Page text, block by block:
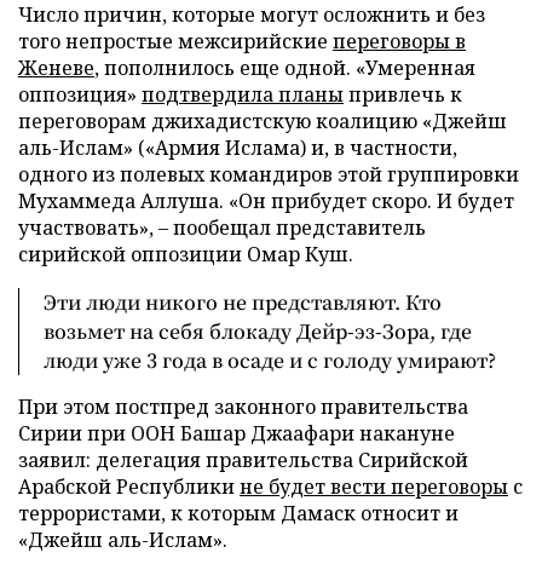
Число причин, которые могут осложнить и без
того непростые межсирийские переговоры в
Женеве, пополнилось еще одной. «Умеренная
оппозиция» подтвердила планыпривлечь к
переговорам джихадистскую коалицию «Джейш
аль-Ислам» («Армия Ислама) и, в частности,
одного из полевых командиров этой группировки
Мухаммеда Аллуша. «Он прибудет скоро. И будет
участвовать», – пообещал представитель
сирийской оппозиции Омар Куш.
Эти люди никого не представляют. Кто
возьмет на себя блокаду Дейр-эз-Зора, где
люди уже 3 года в осаде и с голоду умирают?
При этом постпред законного правительства
Сирии при ООН Башар Джаафари накануне
заявил: делегация правительства Сирийской
Арабской Республикине будет вести переговоры с
террористами, к которым Дамаск относит и
«Джейш аль-Ислам».